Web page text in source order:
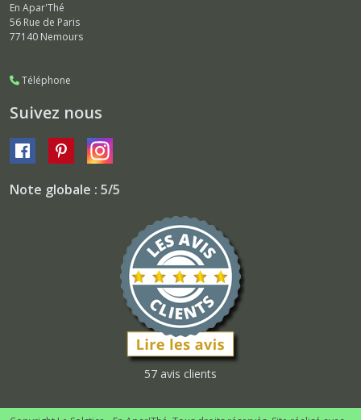
En Apar'Thé
56 Rue de Paris
77140 Nemours
Téléphone
Suivez nous
Note globale : 5/5
57 avis clients